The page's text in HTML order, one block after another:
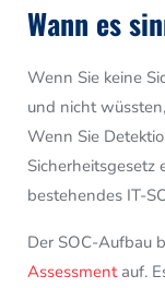
Wann es
Wenn Sie keine
und nicht
Wenn Sie
Sicherheitsgesetz
bestehendes IT-
Der SOC-Aufbau
Assessmentauf.